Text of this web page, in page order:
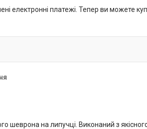
електронні платежі. Тепер ви можете
шеврона на липучці. Виконаний з